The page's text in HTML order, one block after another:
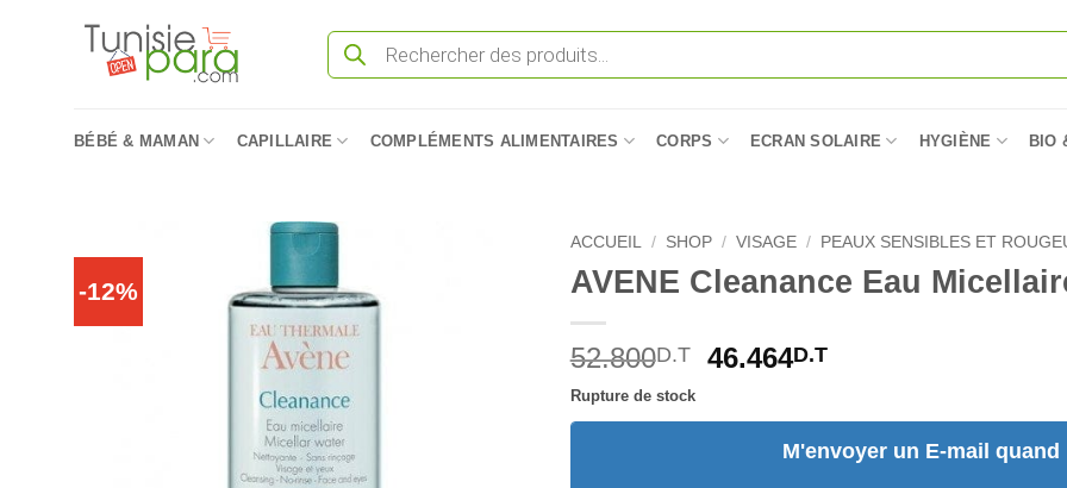
Recherche
produits
BÉBÉ & MAMAN CAPILLAIRE COMPLÉMENTS ALIMENTAIRES CORPS ECRAN SOLAIRE HYGIÈNE BIO
-12%
ACCUEIL / SHOP / VISAGE / PEAUX SENSIBLES ET
AVENE Cleanance Eau
52.800D.T
Le
initial
46.464D.TLe
actuel
est :
46.464D.T.
Rupture de stock
M'envoyer un E-mail